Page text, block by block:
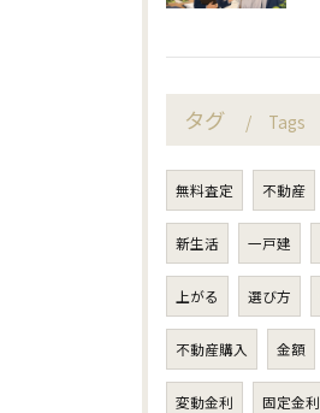
タグ Tags
無料査定 不動産
新生活 一戸建
上がる 選び方
不動産購入 金額
変動金利 固定金利